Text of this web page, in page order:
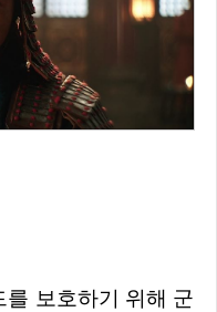
보호하기 위해 군